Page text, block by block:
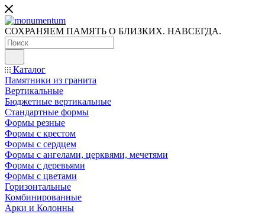
СОХРАНЯЕМ ПАМЯТЬ О БЛИЗКИХ. НАВСЕГДА.
Каталог
Памятники из гранита
Вертикальные
Бюджетные вертикальные
Стандартные формы
Формы резные
Формы с крестом
Формы с сердцем
Формы с ангелами, церквями, мечетями
Формы с деревьями
Формы с цветами
Горизонтальные
Комбинированные
Арки и Колонны